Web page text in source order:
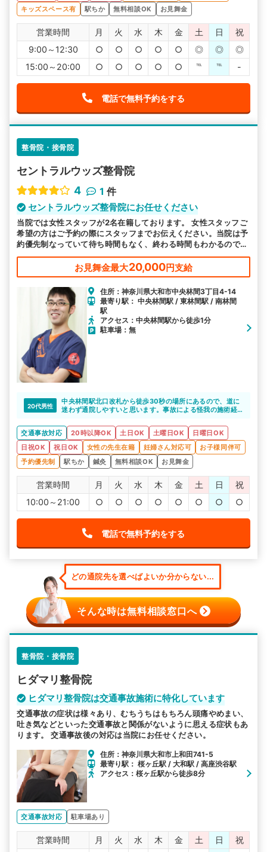
キッズスペース有
駅ちか 無料相談OK お見舞金
営業時間 月 火 水 木 金 土 日
祝
9:00～12:30
○ ○ ○ ○ ○ ◎ ◎
◎
15:00～20:00
○ ○ ○ ○ ○ ℡ ℡ -
電話で無料予約をする
整骨院・接骨院
セントラルウッズ整骨院
4
1 件
セントラルウッズ整骨院にお任せください
当院では女性スタッフが2名在籍しております。 女性スタッフご
希望の方はご予約の際にスタッフまでお伝えください。当院は予
約優先制なっていて待ち時間もなく、終わる時間もわかるので、
スケジュールの合間に受けやすくなっております。
お見舞金最大20,000円支給
住所：神奈川県大和市中央林間3丁目4-14
最寄り駅： 中央林間駅 / 東林間駅 / 南林間
駅
アクセス：中央林間駅から徒歩1分
駐車場：無
20代男性
中央林間駅北口改札から徒歩30秒の場所にあるので、道に
迷わず通院しやすいと思います。事故による怪我の施術経
交通事故対応
20時以降OK 土日OK 土曜日OK
日曜日OK
日祝OK
祝日OK 女性の先生在籍 妊婦さん対応可
お子様同伴可
予約優先制
駅ちか 鍼灸 無料相談OK お見舞金
営業時間 月 火 水 木 金 土 日
祝
10:00～21:00
○ ○ ○ ○ ○ ○ ○ ○
電話で無料予約をする
どの通院先を選べばよいか分からない...
そんな時は無料相談窓口へ
整骨院・接骨院
ヒダマリ整骨院
ヒダマリ整骨院は交通事故施術に特化しています
交通事故の症状は様々あり、むちうちはもちろん頭痛やめまい、
吐き気などといった交通事故と関係がないように思える症状もあ
ります。 交通事故後の対応は当院にお任せください。
住所：神奈川県大和市上和田741-5
最寄り駅： 桜ヶ丘駅 / 大和駅 / 高座渋谷駅
アクセス：桜ヶ丘駅から徒歩8分
交通事故対応 駐車場あり
営業時間 月 火 水 木 金 土 日 祝